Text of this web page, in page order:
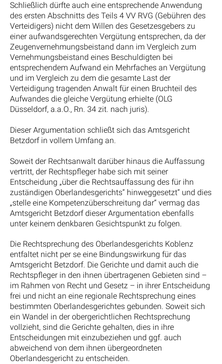
Schließlich dürfte auch eine entsprechende Anwendung
des ersten Abschnitts des Teils 4 VV RVG (Gebühren des
Verteidigers) nicht dem Willen des Gesetzesgebers zu
einer aufwandsgerechten Vergütung entsprechen, da der
Zeugenvernehmungsbeistand dann im Vergleich zum
Vernehmungsbeistand eines Beschuldigten bei
entsprechendem Aufwand ein Mehrfaches an Vergütung
und im Vergleich zu dem die gesamte Last der
Verteidigung tragenden Anwalt für einen Bruchteil des
Aufwandes die gleiche Vergütung erhielte (OLG
Düsseldorf, a.a.O., Rn. 34 zit. nach juris).
Dieser Argumentation schließt sich das Amtsgericht
Betzdorf in vollem Umfang an.
Soweit der Rechtsanwalt darüber hinaus die Auffassung
vertritt, der Rechtspfleger habe sich mit seiner
Entscheidung „über die Rechtsauffassung des für ihn
zuständigen Oberlandesgerichts“ hinweggesetzt“ und dies
„stelle eine Kompetenzüberschreitung dar“ vermag das
Amtsgericht Betzdorf dieser Argumentation ebenfalls
unter keinem denkbaren Gesichtspunkt zu folgen.
Die Rechtsprechung des Oberlandesgerichts Koblenz
entfaltet nicht per se eine Bindungswirkung für das
Amtsgericht Betzdorf. Die Gerichte und damit auch die
Rechtspfleger in den ihnen übertragenen Gebieten sind –
im Rahmen von Recht und Gesetz – in ihrer Entscheidung
frei und nicht an eine regionale Rechtsprechung eines
bestimmten Oberlandesgerichtes gebunden. Soweit sich
ein Wandel in der obergerichtlichen Rechtsprechung
vollzieht, sind die Gerichte gehalten, dies in ihre
Entscheidungen mit einzubeziehen und ggf. auch
abweichend von dem ihnen übergeordneten
Oberlandesgericht zu entscheiden.